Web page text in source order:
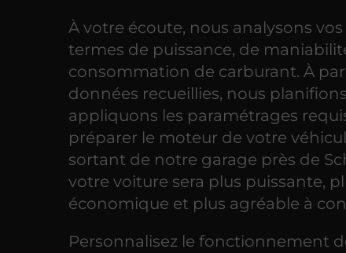
À votre écoute, nous analysons
termes de puissance, de
consommation de carburant. À
données recueillies, nous
appliquons les paramétrages
préparer le moteur de votre
sortant de notre garage près de
votre voiture sera plus puissante,
économique et plus agréable à
Personnalisez le fonctionnement